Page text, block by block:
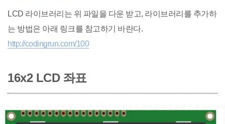
LCD 라이브러리는 위 파일을 다운 받고, 라이브러리를 추가하
는 방법은 아래 링크를 참고하기 바란다.
http://codingrun.com/100
16x2 LCD 좌표